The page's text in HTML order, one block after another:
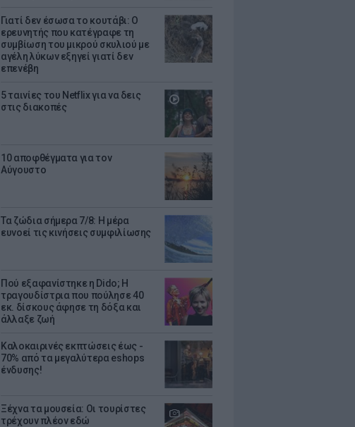
Γιατί δεν έσωσα το κουτάβι: Ο
ερευνητής που κατέγραφε τη
συμβίωση του μικρού σκυλιού με
αγέλη λύκων εξηγεί γιατί δεν
επενέβη
5 ταινίες του Netflix για να δεις
στις διακοπές
10 αποφθέγματα για τον
Αύγουστο
Τα ζώδια σήμερα 7/8: Η μέρα
ευνοεί τις κινήσεις συμφιλίωσης
Πού εξαφανίστηκε η Dido; Η
τραγουδίστρια που πούλησε 40
εκ. δίσκους άφησε τη δόξα και
άλλαξε ζωή
Καλοκαιρινές εκπτώσεις έως -
70% από τα μεγαλύτερα eshops
ένδυσης!
Ξέχνα τα μουσεία: Οι τουρίστες
τρέχουν πλέον εδώ